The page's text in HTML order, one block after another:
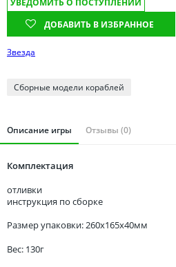
Томская область
Тюменская область
ДОБАВИТЬ В ИЗБРАННОЕ
Звезда
Сборные модели кораблей
Описание игры Отзывы (0)
Комплектация
отливки
инструкция по сборке
Размер упаковки: 260x165x40мм
Вес: 130г